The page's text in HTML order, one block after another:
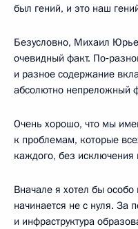
был гений, и это наш
Безусловно, Михаил
очевидный факт.
и разное содержание
абсолютно непреложный
Очень хорошо, что мы
к проблемам, которые
каждого, без
Вначале я хотел бы особо
начинается не с нуля. За
и инфраструктура